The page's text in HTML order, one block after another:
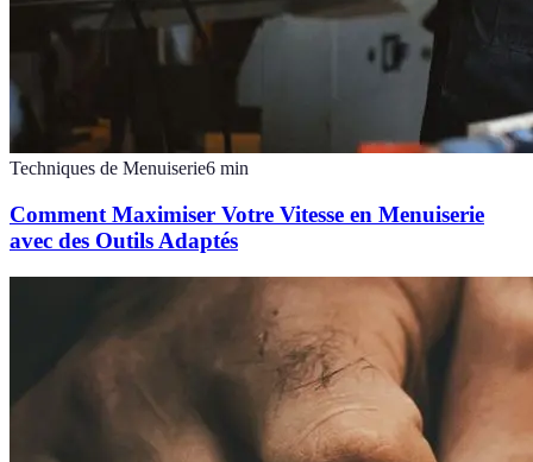
Techniques de Menuiserie6 min
Comment Maximiser Votre Vitesse en Menuiserie
avec des Outils Adaptés